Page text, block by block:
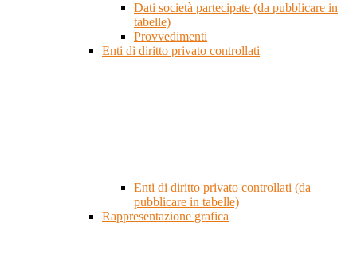
Dati società partecipate (da pubblicare in
tabelle)
Provvedimenti
Enti di diritto privato controllati
Enti di diritto privato controllati (da
pubblicare in tabelle)
Rappresentazione grafica